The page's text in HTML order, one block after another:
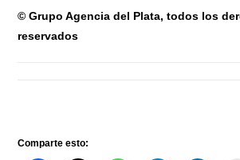
© Grupo Agencia del Plata, todos los
reservados
Comparte esto: